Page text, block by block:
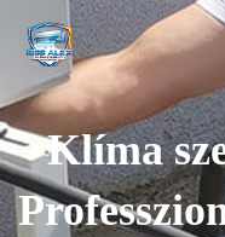
Lakossági
Inverteres Klíma Akció
Klíma Galéria
Klíma